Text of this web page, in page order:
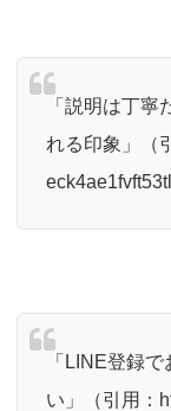
「説明は丁寧
れる印象」（
「LINE登録
い」（引用：